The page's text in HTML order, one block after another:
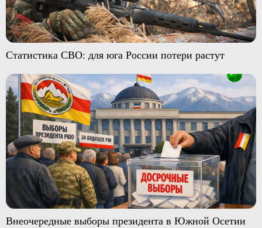
Статистика СВО: для юга России потери растут
Внеочередные выборы президента в Южной Осетии